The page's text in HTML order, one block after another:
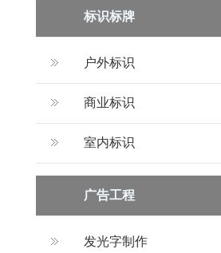
标识标牌
户外标识
商业标识
室内标识
广告工程
发光字制作